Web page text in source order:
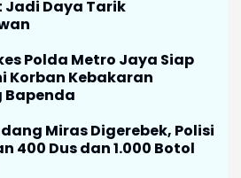
Jadi Daya Tarik
Polda Metro Jaya Siap
Korban Kebakaran
Bapenda
Miras Digerebek, Polisi
400 Dus dan 1.000 Botol